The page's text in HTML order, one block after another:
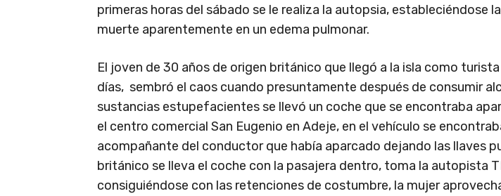
primeras horas del sábado se le realiza la autopsia, estableciéndose
muerte aparentemente en un edema pulmonar.
El joven de 30 años de origen británico que llegó a la isla como
días, sembró el caos cuando presuntamente después de consumir
sustancias estupefacientes se llevó un coche que se encontraba
el centro comercial San Eugenio en Adeje, en el vehículo se
acompañante del conductor que había aparcado dejando las llaves
británico se lleva el coche con la pasajera dentro, toma la autopista
consiguiéndose con las retenciones de costumbre, la mujer